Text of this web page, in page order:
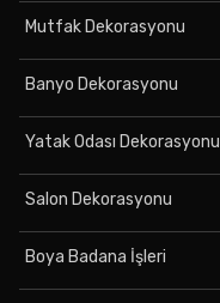
Mutfak Dekorasyonu
Banyo Dekorasyonu
Yatak Odası Dekorasyonu
Salon Dekorasyonu
Boya Badana İşleri